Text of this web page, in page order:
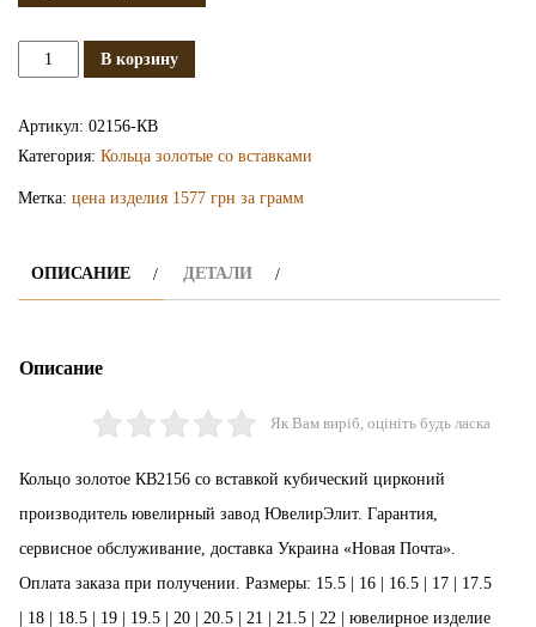
КоличествоВ корзину
Артикул: 02156-КВ
Категория: Кольца золотые со вставками
Метка: цена изделия 1577 грн за грамм
ОПИСАНИЕ ДЕТАЛИ
Описание
Як Вам виріб, оцініть будь ласка
Кольцо золотое КВ2156 со вставкой кубический цирконий
производитель ювелирный завод ЮвелирЭлит. Гарантия,
сервисное обслуживание, доставка Украина «Новая Почта».
Оплата заказа при получении. Размеры: 15.5 | 16 | 16.5 | 17 | 17.5
| 18 | 18.5 | 19 | 19.5 | 20 | 20.5 | 21 | 21.5 | 22 | ювелирное изделие